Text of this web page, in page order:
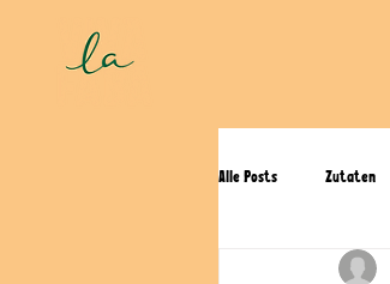
Alle Posts Zutaten